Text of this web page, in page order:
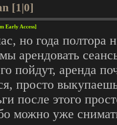
[1|0]
Early Access]
но года полтора
арендовать
пойдут, аренда
просто
после этого
можно уже